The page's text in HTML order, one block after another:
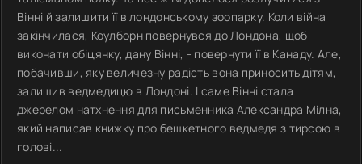
Вінні й залишити її в лондонському зоопарку. Коли війна
закінчилася, Коулборн повернувся до Лондона, щоб
виконати обіцянку, дану Вінні, - повернути її в Канаду. Але,
побачивши, яку величезну радість вона приносить дітям,
залишив ведмедицю в Лондоні. І саме Вінні стала
джерелом натхнення для письменника Александра Мілна,
який написав книжку про бешкетного ведмедя з тирсою в
голові...